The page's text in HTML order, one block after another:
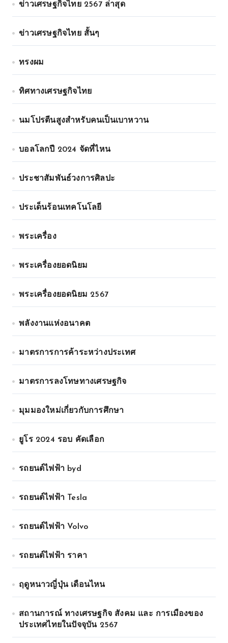
ข่าวเศรษฐกิจไทย 2567 ล่าสุด
ข่าวเศรษฐกิจไทย สั้นๆ
ทรงผม
ทิศทางเศรษฐกิจไทย
นมโปรตีนสูงสำหรับคนเป็นเบาหวาน
บอลโลกปี 2024 จัดที่ไหน
ประชาสัมพันธ์วงการศิลปะ
ประเด็นร้อนเทคโนโลยี
พระเครื่อง
พระเครื่องยอดนิยม
พระเครื่องยอดนิยม 2567
พลังงานแห่งอนาคต
มาตรการการค้าระหว่างประเทศ
มาตรการลงโทษทางเศรษฐกิจ
มุมมองใหม่เกี่ยวกับการศึกษา
ยูโร 2024 รอบ คัดเลือก
รถยนต์ไฟฟ้า byd
รถยนต์ไฟฟ้า Tesla
รถยนต์ไฟฟ้า Volvo
รถยนต์ไฟฟ้า ราคา
ฤดูหนาวญี่ปุ่น เดือนไหน
สถานการณ์ ทางเศรษฐกิจ สังคม และ การเมืองของ
ประเทศไทยในปัจจุบัน 2567